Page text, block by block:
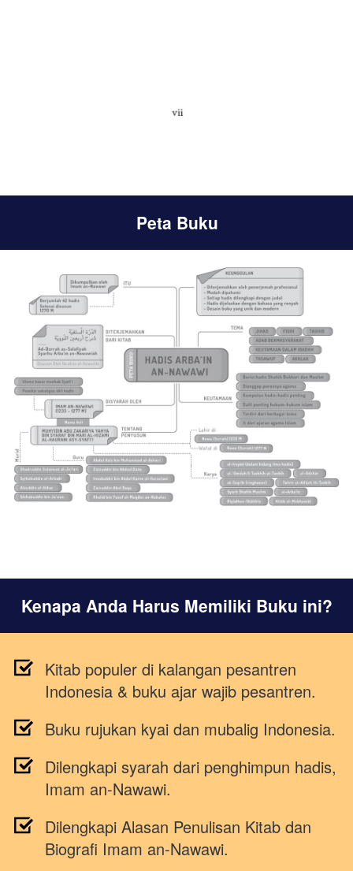
Peta Buku
Kenapa Anda Harus Memiliki Buku ini?
Kitab populer di kalangan pesantren
Indonesia & buku ajar wajib pesantren.
Dilengkapi syarah dari penghimpun hadis,
Imam an-Nawawi.
Dilengkapi Alasan Penulisan Kitab dan
Biografi Imam an-Nawawi.